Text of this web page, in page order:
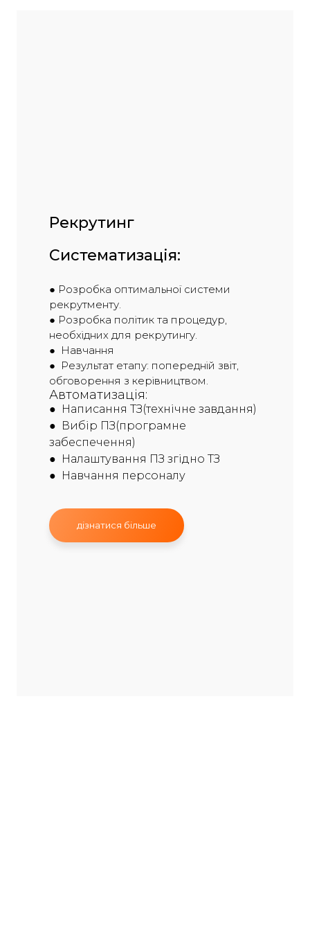
Рекрутинг
Систематизація:
● Розробка оптимальної системи
рекрутменту.
● Розробка політик та процедур,
необхідних для рекрутингу.
● Навчання
● Результат етапу: попередній звіт,
обговорення з керівництвом.
Автоматизація:
● Написання ТЗ(технічне завдання)
● Вибір ПЗ(програмне
забеспечення)
● Налаштування ПЗ згідно ТЗ
● Навчання персоналу
дізнатися більше